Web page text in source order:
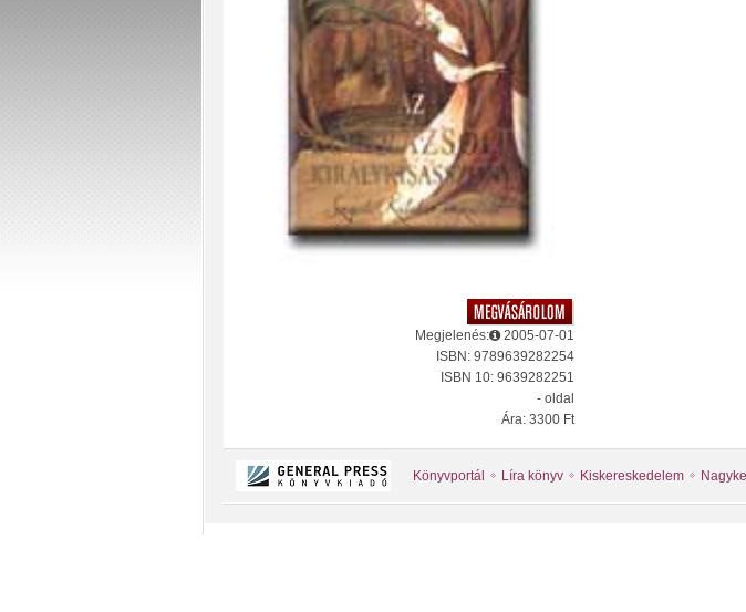
Megjelenés:
2005-07-01
ISBN: 9789639282254
ISBN 10: 9639282251
- oldal
Ára: 3300 Ft
Könyvportál Líra könyv Kiskereskedelem